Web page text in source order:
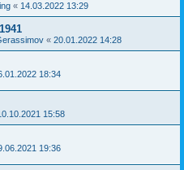
« 14.03.2022 13:29
« 20.01.2022 14:28
18:34
15:58
19:36